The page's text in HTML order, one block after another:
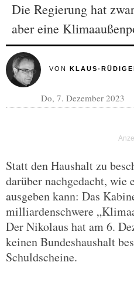
Die Regierung hat
aber eine
VON KLAUS-
Do, 7. Dezember 2023
Statt den Haushalt zu
darüber nachgedacht, wie
ausgeben kann: Das
milliardenschwere
Der Nikolaus hat am 6.
keinen Bundeshaushalt
Schuldscheine.